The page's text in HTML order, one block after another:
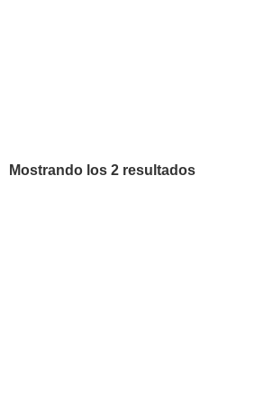
Mostrando los 2 resultados